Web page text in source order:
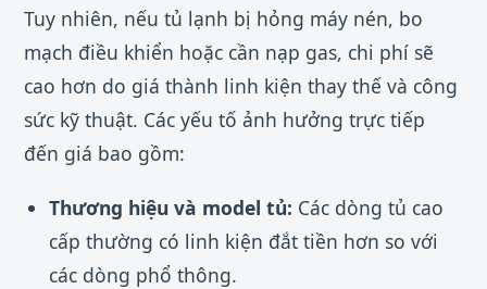
Tuy nhiên, nếu tủ lạnh bị hỏng máy nén, bo
mạch điều khiển hoặc cần nạp gas, chi phí sẽ
cao hơn do giá thành linh kiện thay thế và công
sức kỹ thuật. Các yếu tố ảnh hưởng trực tiếp
đến giá bao gồm:
Thương hiệu và model tủ: Các dòng tủ cao
cấp thường có linh kiện đắt tiền hơn so với
các dòng phổ thông.